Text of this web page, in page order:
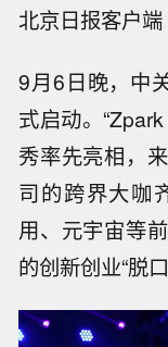
北京日报客户
9月6日晚，中
式启动。
秀率先亮相，
司的跨界大咖
用、元宇宙等
的创新创业“脱口